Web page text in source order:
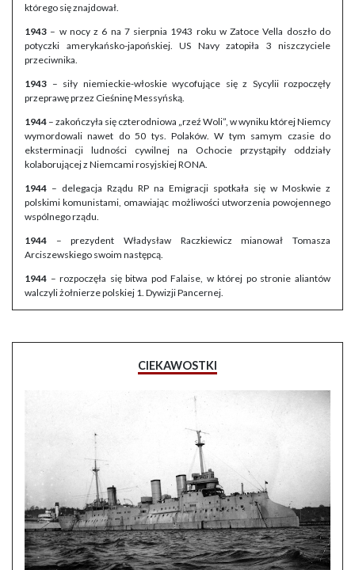
którego się znajdował.
1943 – w nocy z 6 na 7 sierpnia 1943 roku w Zatoce Vella doszło do
potyczki amerykańsko-japońskiej. US Navy zatopiła 3 niszczyciele
przeciwnika.
1943 – siły niemieckie-włoskie wycofujące się z Sycylii rozpoczęły
przeprawę przez Cieśninę Messyńską.
1944 – zakończyła się czterodniowa „rzeź Woli”, w wyniku której Niemcy
wymordowali nawet do 50 tys. Polaków. W tym samym czasie do
eksterminacji ludności cywilnej na Ochocie przystąpiły oddziały
kolaborującej z Niemcami rosyjskiej RONA.
1944 – delegacja Rządu RP na Emigracji spotkała się w Moskwie z
polskimi komunistami, omawiając możliwości utworzenia powojennego
wspólnego rządu.
1944 – prezydent Władysław Raczkiewicz mianował Tomasza
Arciszewskiego swoim następcą.
1944 – rozpoczęła się bitwa pod Falaise, w której po stronie aliantów
walczyli żołnierze polskiej 1. Dywizji Pancernej.
CIEKAWOSTKI